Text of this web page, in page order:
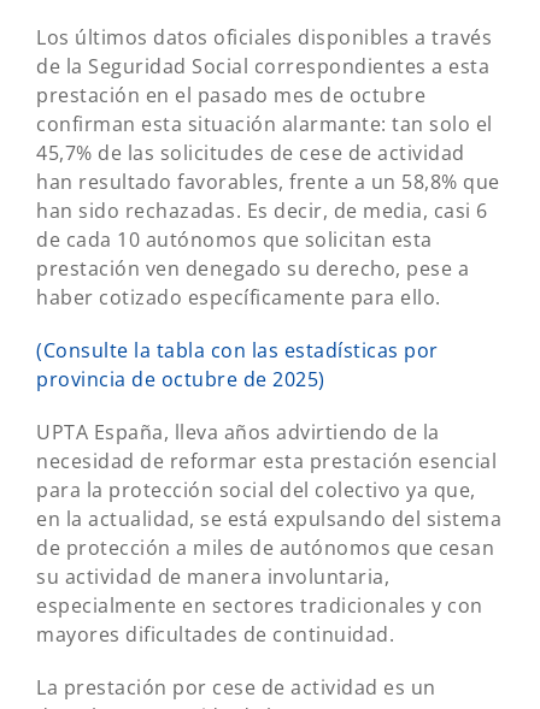
Los últimos datos oficiales disponibles a través
de la Seguridad Social correspondientes a esta
prestación en el pasado mes de octubre
confirman esta situación alarmante: tan solo el
45,7% de las solicitudes de cese de actividad
han resultado favorables, frente a un 58,8% que
han sido rechazadas. Es decir, de media, casi 6
de cada 10 autónomos que solicitan esta
prestación ven denegado su derecho, pese a
haber cotizado específicamente para ello.
(Consulte la tabla con las estadísticas por
provincia de octubre de 2025)
UPTA España, lleva años advirtiendo de la
necesidad de reformar esta prestación esencial
para la protección social del colectivo ya que,
en la actualidad, se está expulsando del sistema
de protección a miles de autónomos que cesan
su actividad de manera involuntaria,
especialmente en sectores tradicionales y con
mayores dificultades de continuidad.
La prestación por cese de actividad es un